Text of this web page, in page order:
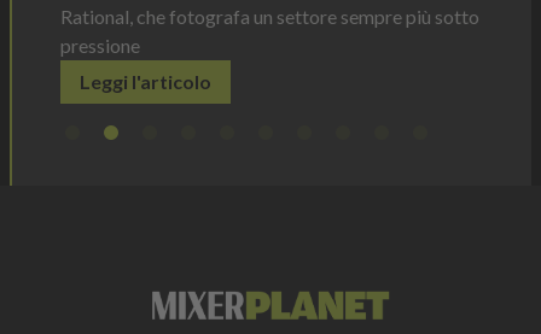
Rational, che fotografa un settore sempre più sotto
pressione
Leggi l'articolo